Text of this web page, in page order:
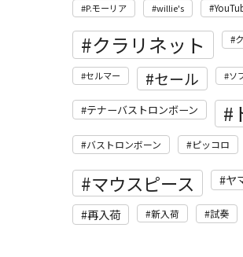
P.モーリア willie's
クラリネット
セルマー セール ソ
テナーバストロンボーン
バストロンボーン ピッコロ
マウスピース ヤ
再入荷 新入荷 試奏